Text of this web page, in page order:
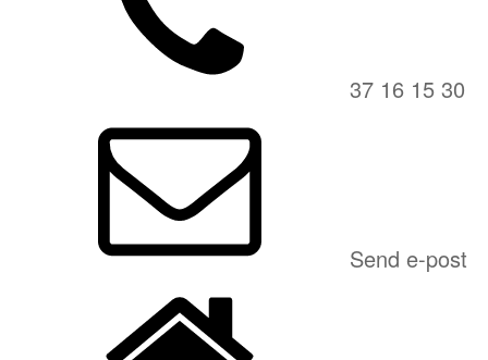
37 16 15 30
Send e-post